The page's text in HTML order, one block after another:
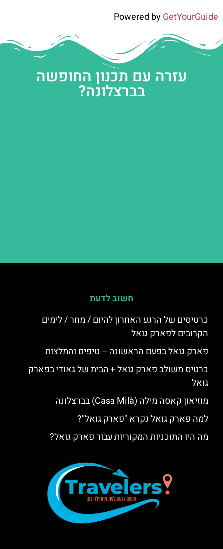
Powered byGetYourGuide
עזרה עם תכנון החופשה
בברצלונה?
חשוב לדעת
כרטיסים של הרגע האחרון להיום / מחר / לימים
הקרובים לפארק גואל
פארק גואל בפעם הראשונה – טיפים והמלצות
כרטיס משולב פארק גואל + הבית של גאודי בפארק
גואל
מוזיאון קאסה מילה (Casa Milà) בברצלונה
למה פארק גואל נקרא "פארק גואל"?
מה היו התוכניות המקוריות עבור פארק גואל?